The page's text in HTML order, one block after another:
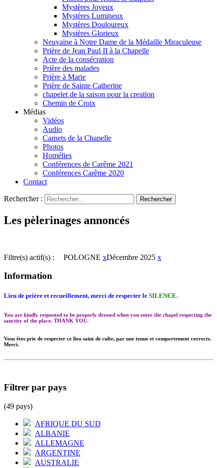
Mystères Joyeux
Mystères Lumineux
Mystères Douloureux
Mystères Glorieux
Neuvaine à Notre Dame de la Médaille Miraculeuse
Prière de Jean Paul II à la Chapelle
Acte de la consécration
Prière des malades
Prière à Marie
Prière de Sainte Catherine
chapelet de la saison pour la creation
Chemin de Croix
Médias
Vidéos
Audio
Carnets de la Chapelle
Photos
Homélies
Conférences de Carême 2021
Conférences Carême 2020
Contact
Rechercher :
Les pèlerinages annoncés
Filtre(s) actif(s) : POLOGNE xDécembre 2025 x
Information
Lieu de prière et recueillement, merci de respecter le SILENCE.
You are kindly requested to be properly dressed when you enter the chapel respecting the
sanctity of the place. THANK YOU.
Vous êtes prie de respecter ce lieu saint de culte, par une tenue et comportement corrects.
Merci.
Filtrer par pays
(49 pays)
AFRIQUE DU SUD
ALBANIE
ALLEMAGNE
ARGENTINE
AUSTRALIE